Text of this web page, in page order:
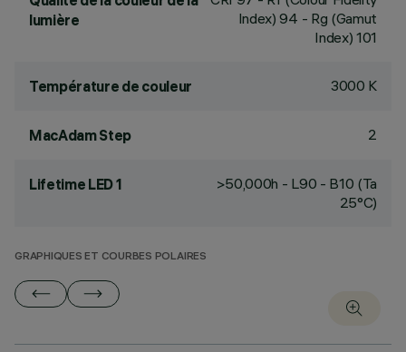
lumière
Index) 94 - Rg (Gamut
Index) 101
Température de couleur 3000 K
MacAdam Step 2
Lifetime LED 1
>50,000h - L90 - B10 (Ta
25°C)
GRAPHIQUES ET COURBES POLAIRES